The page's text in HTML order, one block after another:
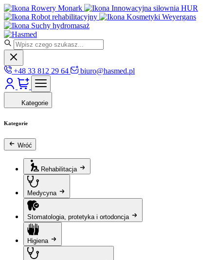
Rowery Monark
Innowacyjna siłownia HUR
Robot rehabilitacyjny
Kosmetyki Weyergans
Suchy hydromasaż
+48 33 812 29 64 biuro@hasmed.pl
Kategorie
Kategorie
Wróć
Rehabilitacja
Medycyna
Stomatologia, protetyka i ortodoncja
Higiena